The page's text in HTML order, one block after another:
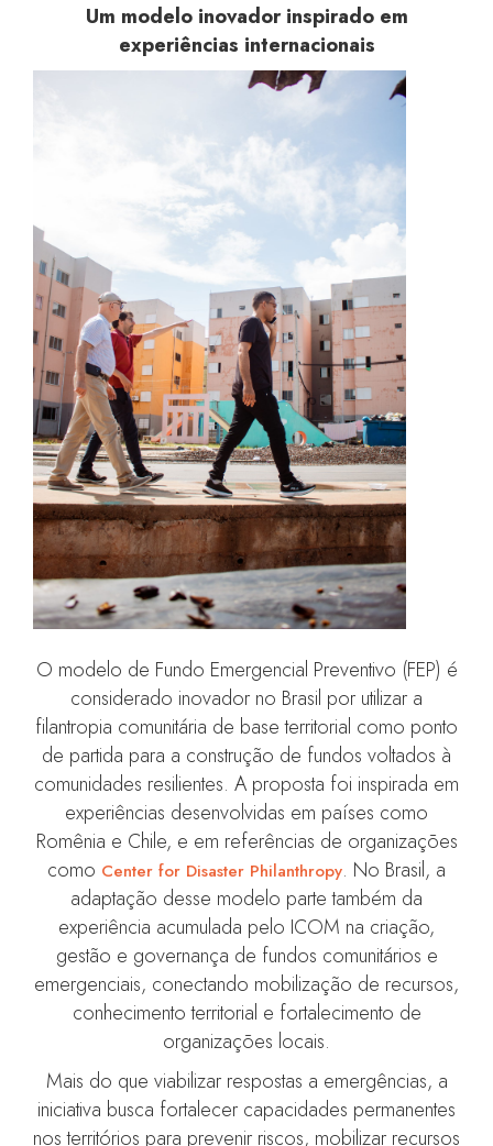
Um modelo inovador inspirado em
experiências internacionais
O modelo de Fundo Emergencial Preventivo (FEP) é
considerado inovador no Brasil por utilizar a
filantropia comunitária de base territorial como ponto
de partida para a construção de fundos voltados à
comunidades resilientes. A proposta foi inspirada em
experiências desenvolvidas em países como
Romênia e Chile, e em referências de organizações
como Center for Disaster Philanthropy. No Brasil, a
adaptação desse modelo parte também da
experiência acumulada pelo ICOM na criação,
gestão e governança de fundos comunitários e
emergenciais, conectando mobilização de recursos,
conhecimento territorial e fortalecimento de
organizações locais.
Mais do que viabilizar respostas a emergências, a
iniciativa busca fortalecer capacidades permanentes
nos territórios para prevenir riscos, mobilizar recursos